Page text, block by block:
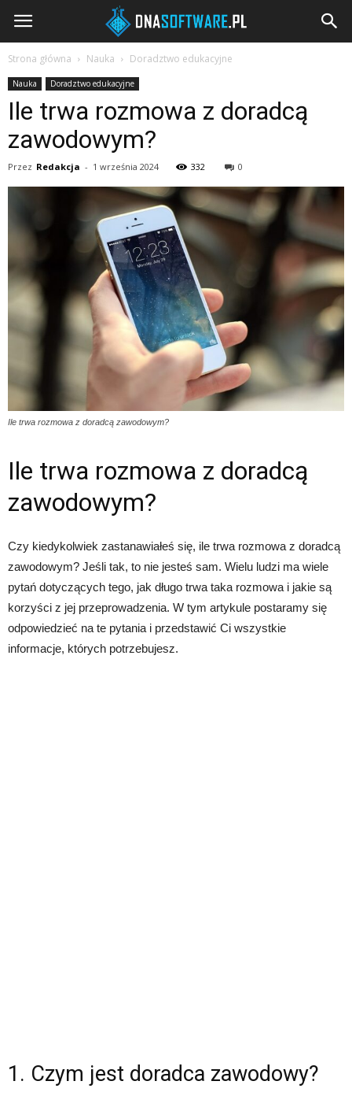
DNAsoftware.pl
Strona główna Nauka Doradztwo edukacyjne
Nauka Doradztwo edukacyjne
Ile trwa rozmowa z doradcą
zawodowym?
Przez Redakcja - 1 września 2024 332 0
Ile trwa rozmowa z doradcą zawodowym?
Ile trwa rozmowa z doradcą
zawodowym?
Czy kiedykolwiek zastanawiałeś się, ile trwa rozmowa z doradcą
zawodowym? Jeśli tak, to nie jesteś sam. Wielu ludzi ma wiele
pytań dotyczących tego, jak długo trwa taka rozmowa i jakie są
korzyści z jej przeprowadzenia. W tym artykule postaramy się
odpowiedzieć na te pytania i przedstawić Ci wszystkie
informacje, których potrzebujesz.
1. Czym jest doradca zawodowy?